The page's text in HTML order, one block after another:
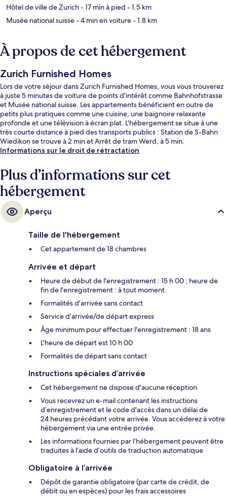
Hôtel de ville de Zurich- 17 min à pied - 1.5 km
Musée national suisse- 4 min en voiture- 1.8 km
À propos de cet hébergement
Zurich Furnished Homes
Lors de votre séjour dans Zurich Furnished Homes, vous vous trouverez
à juste 5 minutes de voiture de points d'intérêt comme Bahnhofstrasse
et Musée national suisse. Les appartements bénéficient en outre de
petits plus pratiques comme une cuisine, une baignoire relaxante
profonde et une télévision à écran plat. L'hébergement se situe à une
très courte distance à pied des transports publics : Station de S-Bahn
Wiedikon se trouve à 2 min et Arrêt de tram Werd, à 5 min.
Informations sur le droit de rétractation
Plus d’informations sur cet
hébergement
Aperçu
Taille de l'hébergement
Cet appartement de 18 chambres
Arrivée et départ
Heure de début de l'enregistrement : 15 h 00 ; heure de
fin de l'enregistrement : à tout moment.
Formalités d'arrivée sans contact
Service d’arrivée/de départ express
Âge minimum pour effectuer l'enregistrement : 18 ans
L'heure de départ est 10 h 00
Formalités de départ sans contact
Instructions spéciales d’arrivée
Cet hébergement ne dispose d'aucune réception
Vous recevrez un e-mail contenant les instructions
d’enregistrement et le code d'accès dans un délai de
24 heures précédant votre arrivée. Vous accéderez à votre
hébergement via une entrée privée.
Les informations fournies par l’hébergement peuvent être
traduites à l’aide d’outils de traduction automatique
Obligatoire à l’arrivée
Dépôt de garantie obligatoire (par carte de crédit, de
débit ou en espèces) pour les frais accessoires